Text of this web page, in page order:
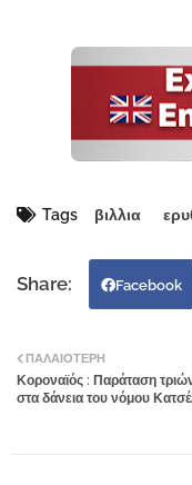
Tags βιλλια
Facebook
ΠΑΛΑΙΌΤΕΡΗ
Κοροναϊός : Παράταση
στα δάνεια του νόμου